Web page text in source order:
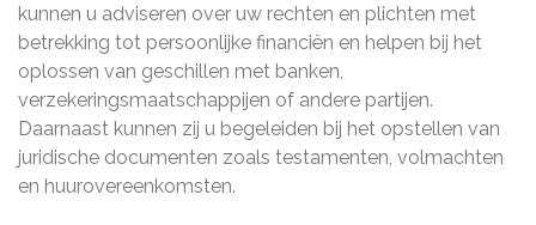
kunnen u adviseren over uw rechten en plichten met
betrekking tot persoonlijke financiën en helpen bij het
oplossen van geschillen met banken,
verzekeringsmaatschappijen of andere partijen.
Daarnaast kunnen zij u begeleiden bij het opstellen van
juridische documenten zoals testamenten, volmachten
en huurovereenkomsten.